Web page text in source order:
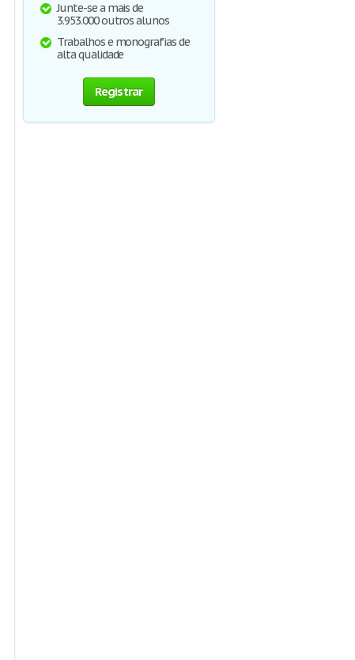
Junte-se a mais de
3.953.000 outros alunos
Trabalhos e monografias de
alta qualidade
Registrar